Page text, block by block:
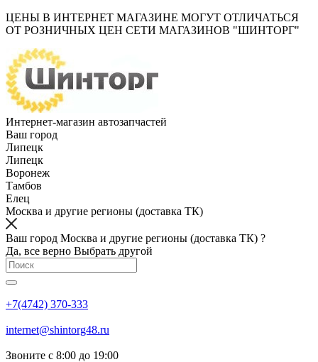
ЦЕНЫ В ИНТЕРНЕТ МАГАЗИНЕ МОГУТ ОТЛИЧАТЬСЯ
ОТ РОЗНИЧНЫХ ЦЕН СЕТИ МАГАЗИНОВ "ШИНТОРГ"
Интернет-магазин автозапчастей
Ваш город
Липецк
Липецк
Воронеж
Тамбов
Елец
Москва и другие регионы (доставка ТК)
Ваш город Москва и другие регионы (доставка ТК) ?
Да, все верно Выбрать другой
+7(4742) 370-333
internet@shintorg48.ru
Звоните с 8:00 до 19:00